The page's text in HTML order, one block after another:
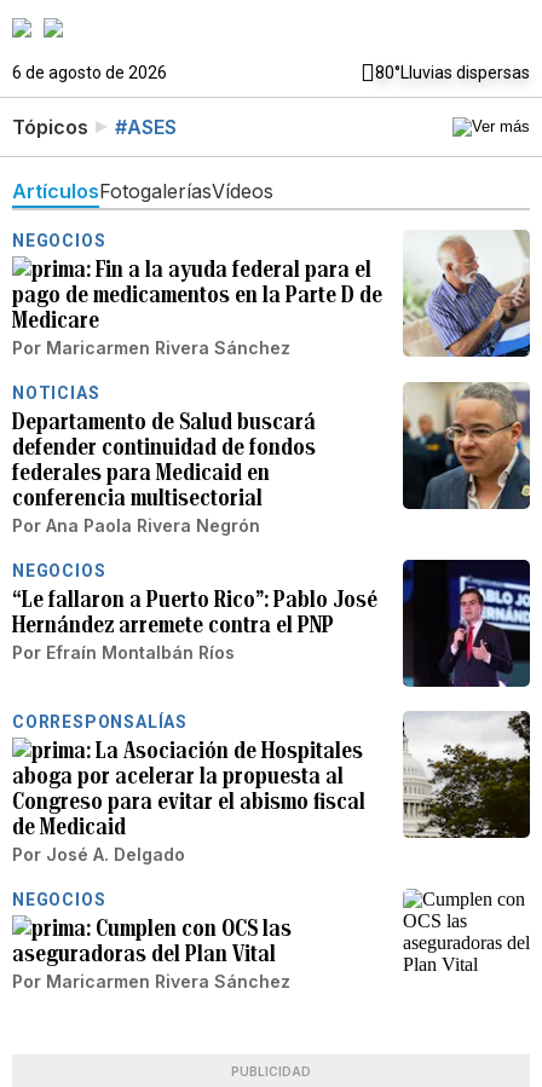
6 de agosto de 2026 80°Lluvias dispersas
Tópicos #ASES
ArtículosFotogaleríasVídeos
NEGOCIOS
Fin a la ayuda federal para el
pago de medicamentos en la Parte D de
Medicare
Por Maricarmen Rivera Sánchez
NOTICIAS
Departamento de Salud buscará
defender continuidad de fondos
federales para Medicaid en
conferencia multisectorial
Por Ana Paola Rivera Negrón
NEGOCIOS
“Le fallaron a Puerto Rico”: Pablo José
Hernández arremete contra el PNP
Por Efraín Montalbán Ríos
CORRESPONSALÍAS
La Asociación de Hospitales
aboga por acelerar la propuesta al
Congreso para evitar el abismo fiscal
de Medicaid
Por José A. Delgado
NEGOCIOS
Cumplen con OCS las
aseguradoras del Plan Vital
Por Maricarmen Rivera Sánchez
PUBLICIDAD